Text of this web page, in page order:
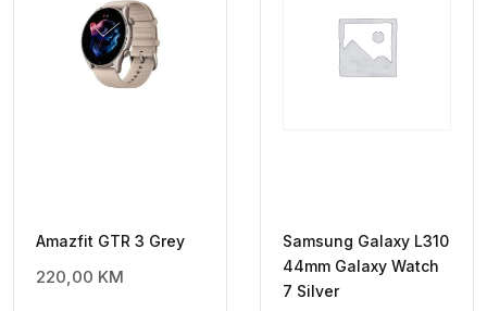
Amazfit GTR 3 Grey
220,00 KM
Samsung Galaxy L310
44mm Galaxy Watch
7 Silver